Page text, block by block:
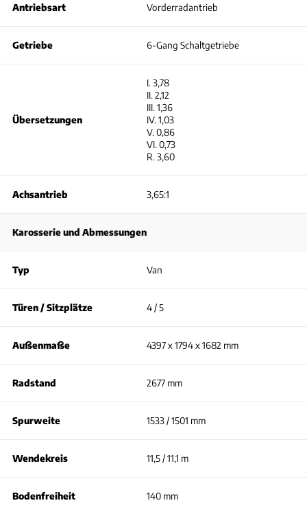
Antriebsart Vorderradantrieb
Getriebe 6-Gang Schaltgetriebe
Übersetzungen
I. 3,78
II. 2,12
III. 1,36
IV. 1,03
V. 0,86
VI. 0,73
R. 3,60
Achsantrieb 3,65:1
Karosserie und Abmessungen
Typ Van
Türen / Sitzplätze 4 / 5
Außenmaße 4397 x 1794 x 1682 mm
Radstand 2677 mm
Spurweite 1533 / 1501 mm
Wendekreis 11,5 / 11,1 m
Bodenfreiheit 140 mm